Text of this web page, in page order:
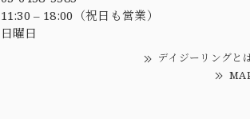
11:30 – 18:00（祝日も営業）
日曜日
デイジーリングと